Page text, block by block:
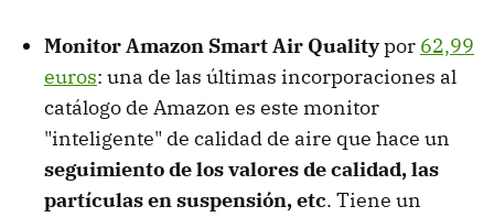
Monitor Amazon Smart Air Qualitypor 62,99
euros: una de las últimas incorporaciones al
catálogo de Amazon es este monitor
"inteligente" de calidad de aire que hace un
seguimiento de los valores de calidad, las
partículas en suspensión, etc. Tiene un